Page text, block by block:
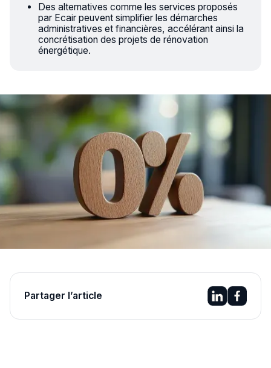
Des alternatives comme les services proposés
par Ecair peuvent simplifier les démarches
administratives et financières, accélérant ainsi la
concrétisation des projets de rénovation
énergétique.
Partager l’article